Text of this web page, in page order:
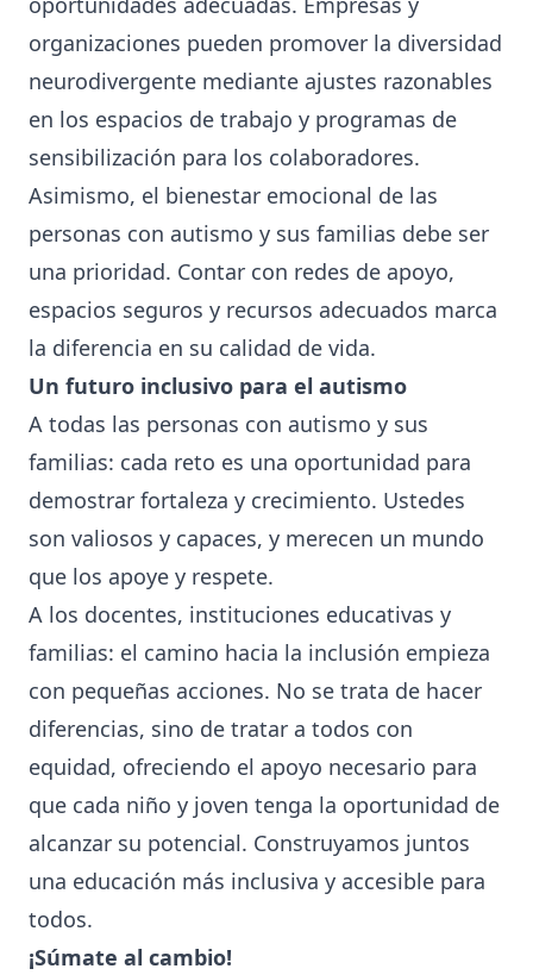
organizaciones pueden promover la diversidad
neurodivergente mediante ajustes razonables
en los espacios de trabajo y programas de
sensibilización para los colaboradores.
Asimismo, el bienestar emocional de las
personas con autismo y sus familias debe ser
una prioridad. Contar con redes de apoyo,
espacios seguros y recursos adecuados marca
la diferencia en su calidad de vida.
Un futuro inclusivo para el autismo
A todas las personas con autismo y sus
familias: cada reto es una oportunidad para
demostrar fortaleza y crecimiento. Ustedes
son valiosos y capaces, y merecen un mundo
que los apoye y respete.
A los docentes, instituciones educativas y
familias: el camino hacia la inclusión empieza
con pequeñas acciones. No se trata de hacer
diferencias, sino de tratar a todos con
equidad, ofreciendo el apoyo necesario para
que cada niño y joven tenga la oportunidad de
alcanzar su potencial. Construyamos juntos
una educación más inclusiva y accesible para
todos.
¡Súmate al cambio!